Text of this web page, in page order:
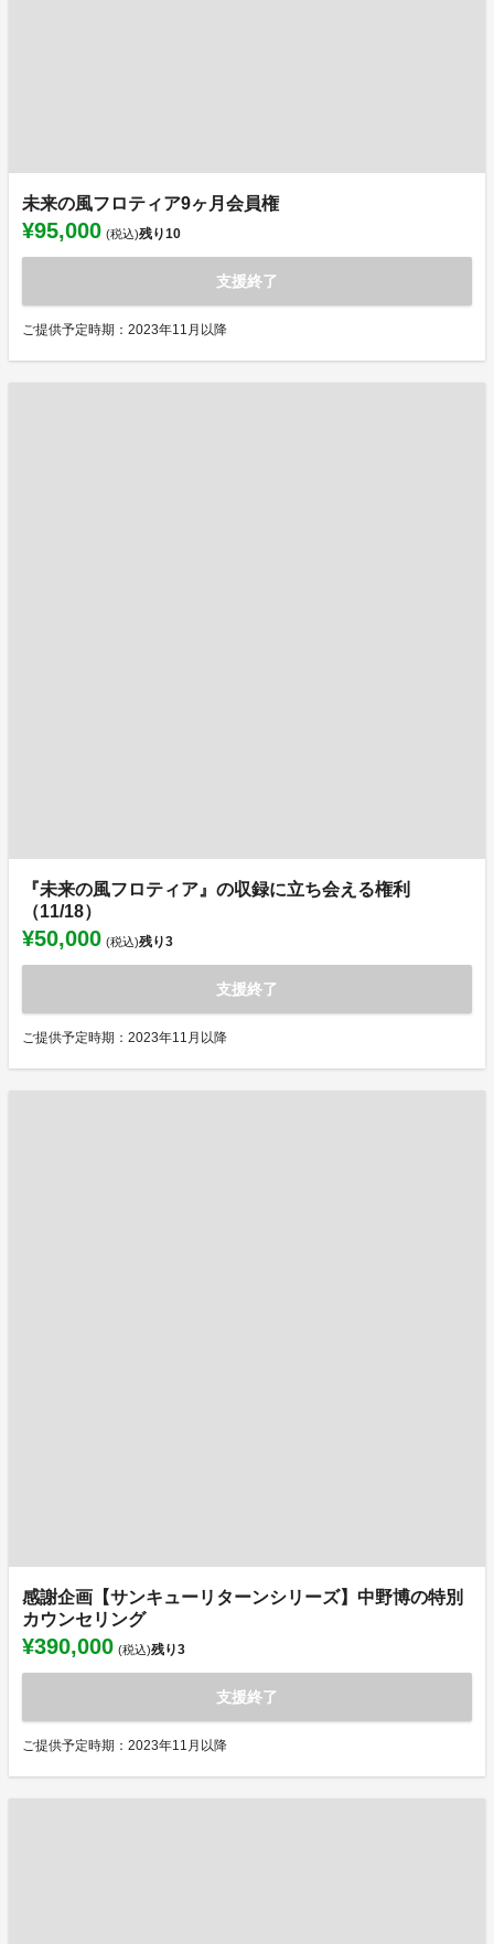
未来の風フロティア9ヶ月会員権
¥95,000 (税込)残り10
支援終了
ご提供予定時期：2023年11月以降
『未来の風フロティア』の収録に立ち会える権利
（11/18）
¥50,000 (税込)残り3
支援終了
ご提供予定時期：2023年11月以降
感謝企画【サンキューリターンシリーズ】中野博の特別
カウンセリング
¥390,000 (税込)残り3
支援終了
ご提供予定時期：2023年11月以降